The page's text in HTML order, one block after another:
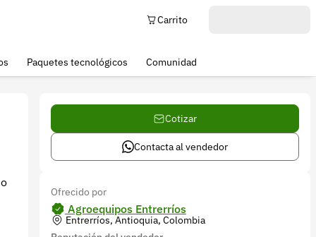
Carrito
Paquetes tecnológicos Comunidad
Cotizar
Contacta al vendedor
Ofrecido por
Agroequipos Entrerríos
Entrerríos, Antioquia, Colombia